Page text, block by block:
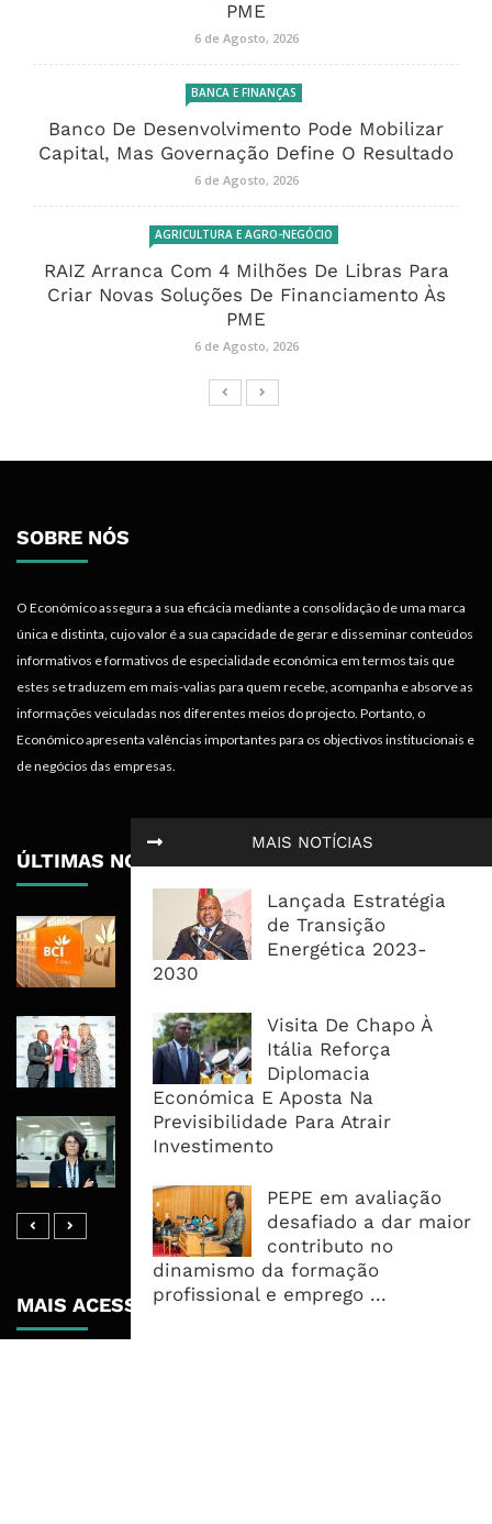
MAIS NOTÍCIAS
Lançada Estratégia
de Transição
Energética 2023-
2030
Visita De Chapo À
Itália Reforça
Diplomacia
Económica E Aposta Na
Previsibilidade Para Atrair
Investimento
PEPE em avaliação
desafiado a dar maior
contributo no
dinamismo da formação
profissional e emprego ...
PME
6 de Agosto, 2026
BANCA E FINANÇAS
Banco De Desenvolvimento Pode Mobilizar
Capital, Mas Governação Define O Resultado
6 de Agosto, 2026
AGRICULTURA E AGRO-NEGÓCIO
RAIZ Arranca Com 4 Milhões De Libras Para
Criar Novas Soluções De Financiamento Às
PME
6 de Agosto, 2026
SOBRE NÓS
O Económico assegura a sua eficácia mediante a consolidação de uma marca
única e distinta, cujo valor é a sua capacidade de gerar e disseminar conteúdos
informativos e formativos de especialidade económica em termos tais que
estes se traduzem em mais-valias para quem recebe, acompanha e absorve as
informações veiculadas nos diferentes meios do projecto. Portanto, o
Económico apresenta valências importantes para os objectivos institucionais e
de negócios das empresas.
ÚLTIMAS NOTÍCIAS
BCI Lucra 3,34 Mil Milhões De
Meticais, Mas Crédito A Clientes
Recua 5,5%
RAIZ Arranca Com 4 Milhões De
Libras Para Criar Novas Soluções De
Financiamento Às PME
Banco De Desenvolvimento Pode
Mobilizar Capital, Mas Governação
MAIS ACESSADOS